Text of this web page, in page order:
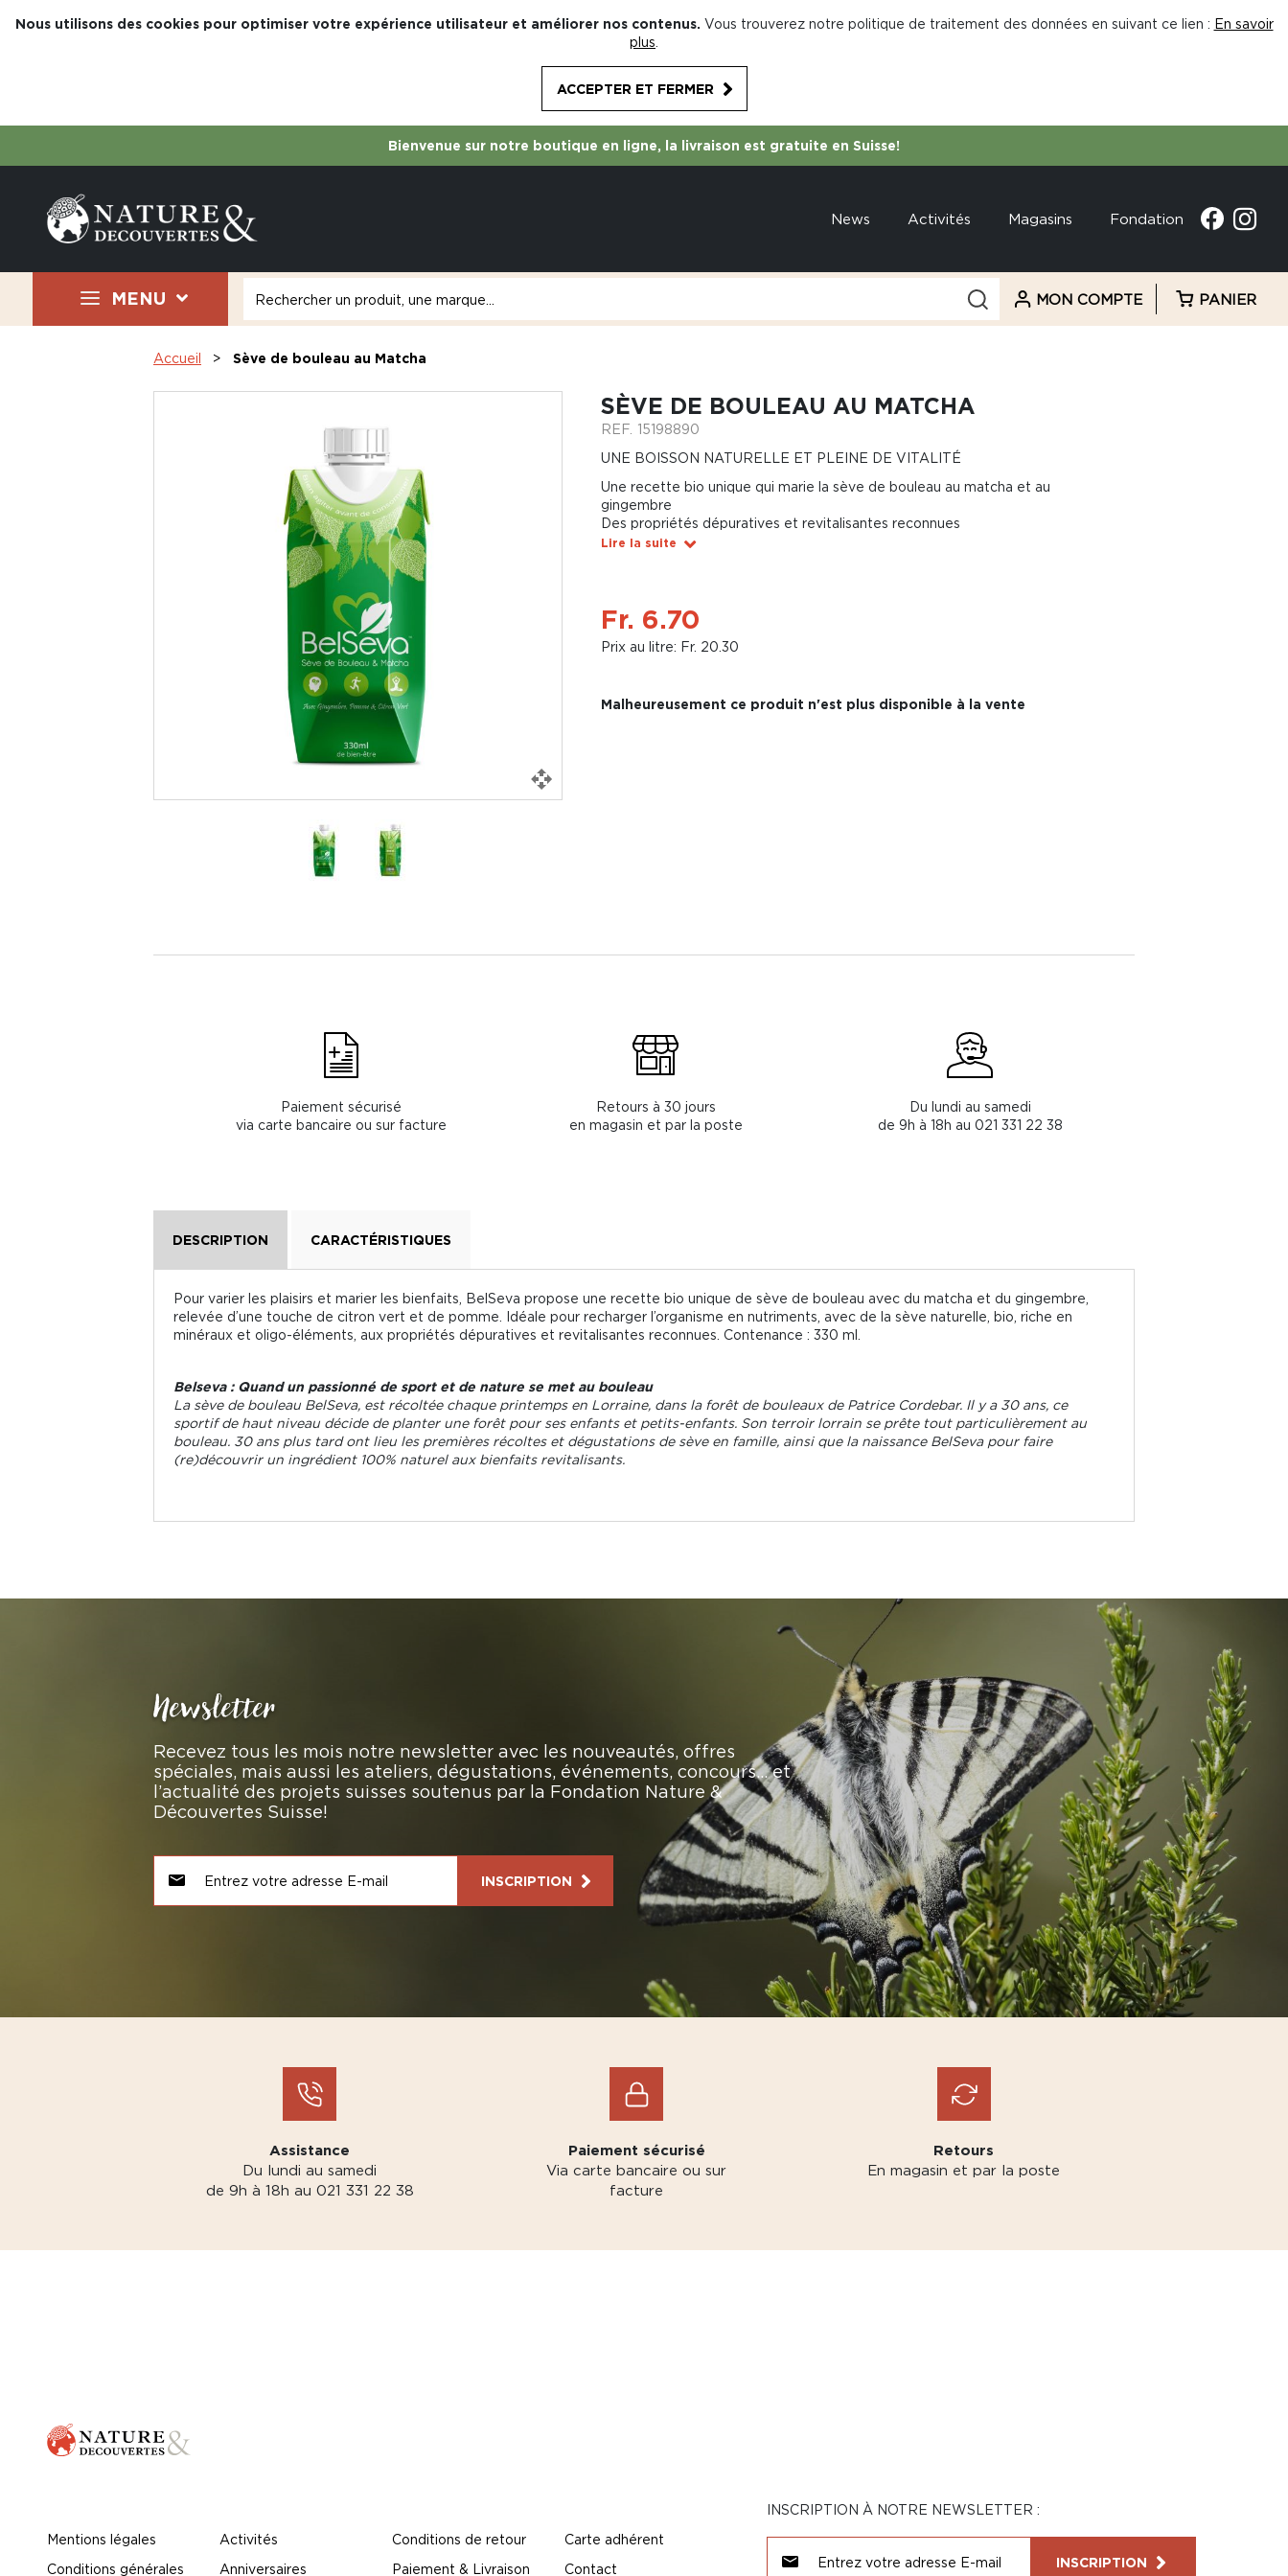
Nous utilisons des cookies pour optimiser votre expérience utilisateur et améliorer nos contenus. Vous trouverez notre politique de traitement des données en suivant ce lien : En savoir
plus
ACCEPTER ET FERMER
Bienvenue sur notre boutique en ligne, la livraison est gratuite en Suisse!
News Activités Magasins Fondation
MENU MON COMPTE PANIER
Accueil Sève de bouleau au Matcha
SÈVE DE BOULEAU AU MATCHA
REF. 15198890
UNE BOISSON NATURELLE ET PLEINE DE VITALITÉ
Une recette bio unique qui marie la sève de bouleau au matcha et au
gingembre
Des propriétés dépuratives et revitalisantes reconnues
Lire la suite
Fr. 6.70
Prix au litre: Fr. 20.30
Malheureusement ce produit n'est plus disponible à la vente
Paiement sécurisé
via carte bancaire ou sur facture
Retours à 30 jours
en magasin et par la poste
Du lundi au samedi
de 9h à 18h au 021 331 22 38
DESCRIPTION CARACTÉRISTIQUES
Pour varier les plaisirs et marier les bienfaits, BelSeva propose une recette bio unique de sève de bouleau avec du matcha et du gingembre,
relevée d’une touche de citron vert et de pomme. Idéale pour recharger l’organisme en nutriments, avec de la sève naturelle, bio, riche en
minéraux et oligo-éléments, aux propriétés dépuratives et revitalisantes reconnues. Contenance : 330 ml.
Belseva : Quand un passionné de sport et de nature se met au bouleau
La sève de bouleau BelSeva, est récoltée chaque printemps en Lorraine, dans la forêt de bouleaux de Patrice Cordebar. Il y a 30 ans, ce
sportif de haut niveau décide de planter une forêt pour ses enfants et petits-enfants. Son terroir lorrain se prête tout particulièrement au
bouleau. 30 ans plus tard ont lieu les premières récoltes et dégustations de sève en famille, ainsi que la naissance BelSeva pour faire
(re)découvrir un ingrédient 100% naturel aux bienfaits revitalisants.
Newsletter
Recevez tous les mois notre newsletter avec les nouveautés, offres
spéciales, mais aussi les ateliers, dégustations, événements, concours… et
l’actualité des projets suisses soutenus par la Fondation Nature &
Découvertes Suisse!
INSCRIPTION
Assistance
Du lundi au samedi
de 9h à 18h au 021 331 22 38
Paiement sécurisé
Via carte bancaire ou sur
facture
Retours
En magasin et par la poste
Mentions légales
Conditions générales
Activités
Anniversaires
Conditions de retour
Paiement & Livraison
Carte adhérent
Contact
INSCRIPTION À NOTRE NEWSLETTER :
INSCRIPTION